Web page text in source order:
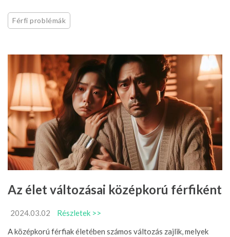
Férfi problémák
Az élet változásai középkorú férfiként
2024.03.02
Részletek >>
A középkorú férfiak életében számos változás zajlik, melyek